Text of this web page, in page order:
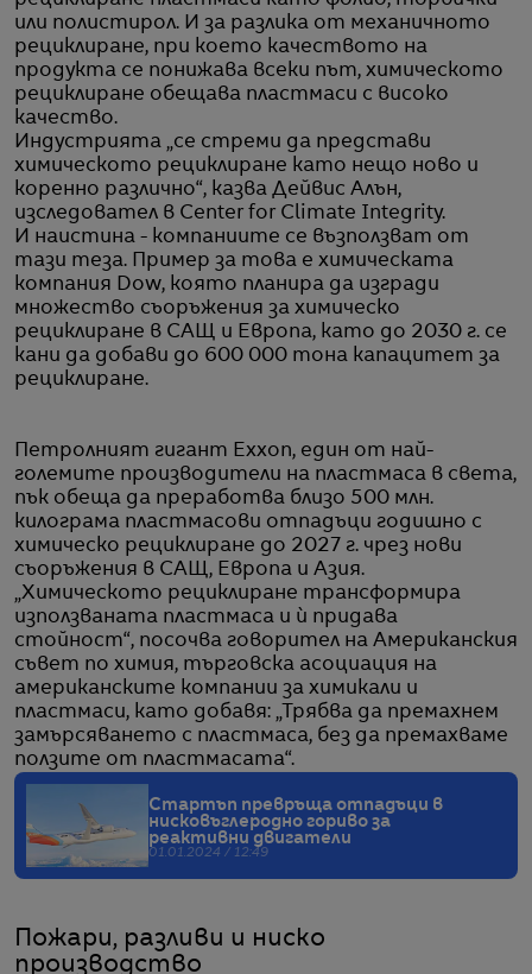
или полистирол. И за разлика от механичното
рециклиране, при което качеството на
продукта се понижава всеки път, химическото
рециклиране обещава пластмаси с високо
качество.
Индустрията „се стреми да представи
химическото рециклиране като нещо ново и
коренно различно“, казва Дейвис Алън,
изследовател в Center for Climate Integrity.
И наистина - компаниите се възползват от
тази теза. Пример за това е химическата
компания Dow, която планира да изгради
множество съоръжения за химическо
рециклиране в САЩ и Европа, като до 2030 г. се
кани да добави до 600 000 тона капацитет за
рециклиране.
Петролният гигант Exxon, един от най-
големите производители на пластмаса в света,
пък обеща да преработва близо 500 млн.
килограма пластмасови отпадъци годишно с
химическо рециклиране до 2027 г. чрез нови
съоръжения в САЩ, Европа и Азия.
„Химическото рециклиране трансформира
използваната пластмаса и ѝ придава
стойност“, посочва говорител на Американския
съвет по химия, търговска асоциация на
американските компании за химикали и
пластмаси, като добавя: „Трябва да премахнем
замърсяването с пластмаса, без да премахваме
ползите от пластмасата“.
Стартъп превръща отпадъци в
нисковъглеродно гориво за
реактивни двигатели
01.01.2024 / 12:49
Пожари, разливи и ниско
производство